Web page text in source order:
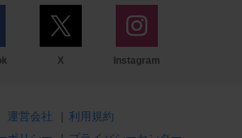
X Instagram
運営会社 | 利用規約